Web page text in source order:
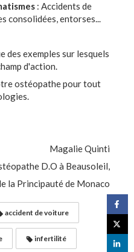
: Accidents de
consolidées, entorses...
des exemples sur lesquels
d'action.
ostéopathe pour tout
Magalie Quinti
D.O à Beausoleil,
la Principauté de Monaco
accident de voiture
infertilité